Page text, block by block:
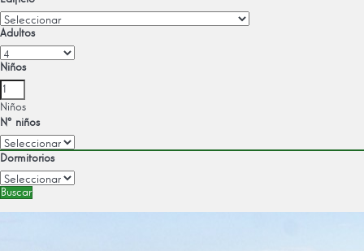
Adultos
Niños
Niños
Nº niños
Dormitorios
Buscar